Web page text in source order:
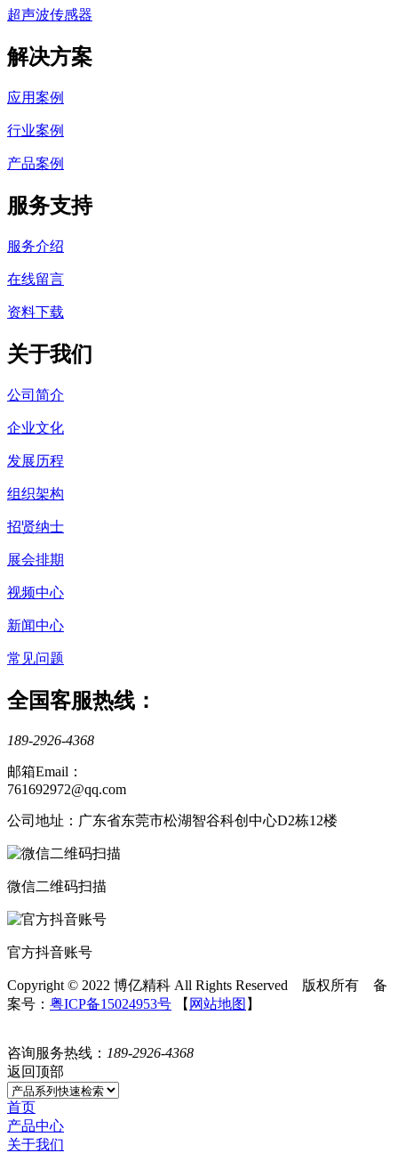
超声波传感器
解决方案
应用案例
行业案例
产品案例
服务支持
服务介绍
在线留言
资料下载
关于我们
公司简介
企业文化
发展历程
组织架构
招贤纳士
展会排期
视频中心
新闻中心
常见问题
全国客服热线：
189-2926-4368
邮箱Email：
761692972@qq.com
公司地址：广东省东莞市松湖智谷科创中心D2栋12楼
微信二维码扫描
官方抖音账号
Copyright © 2022 博亿精科 All Rights Reserved 版权所有 备
案号： 粤ICP备15024953号 【 网站地图 】
咨询服务热线： 189-2926-4368
返回顶部
首页
产品中心
关于我们